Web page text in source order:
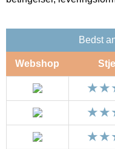
Bedst
Webshop